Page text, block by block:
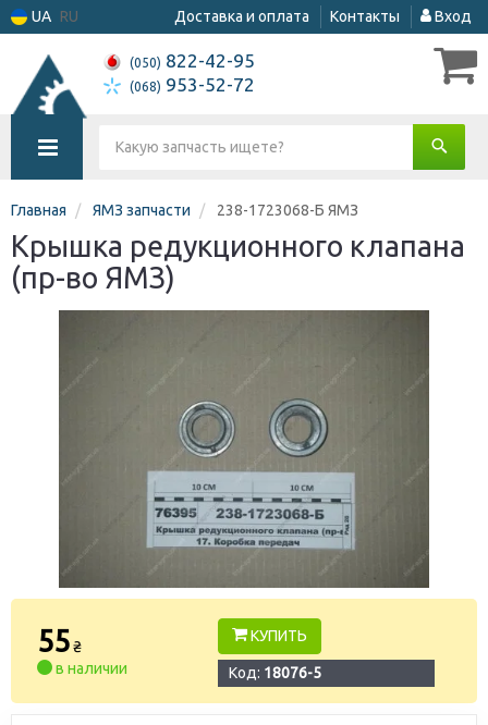
UA RU Доставка и оплата Контакты Вход
(050) 822-42-95
(068) 953-52-72
Главная ЯМЗ запчасти 238-1723068-Б ЯМЗ
Крышка редукционного клапана
(пр-во ЯМЗ)
55₴
в наличии
КУПИТЬ
Код: 18076-5